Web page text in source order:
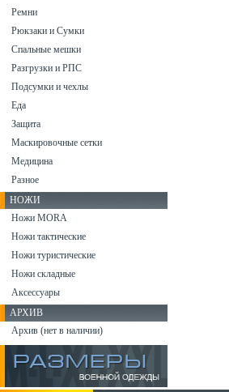
Ремни
Рюкзаки и Сумки
Спальные мешки
Разгрузки и РПС
Подсумки и чехлы
Еда
Защита
Маскировочные сетки
Медицина
Разное
НОЖИ
Ножи MORA
Ножи тактические
Ножи туристические
Ножи складные
Аксессуары
АРХИВ
Архив (нет в наличии)